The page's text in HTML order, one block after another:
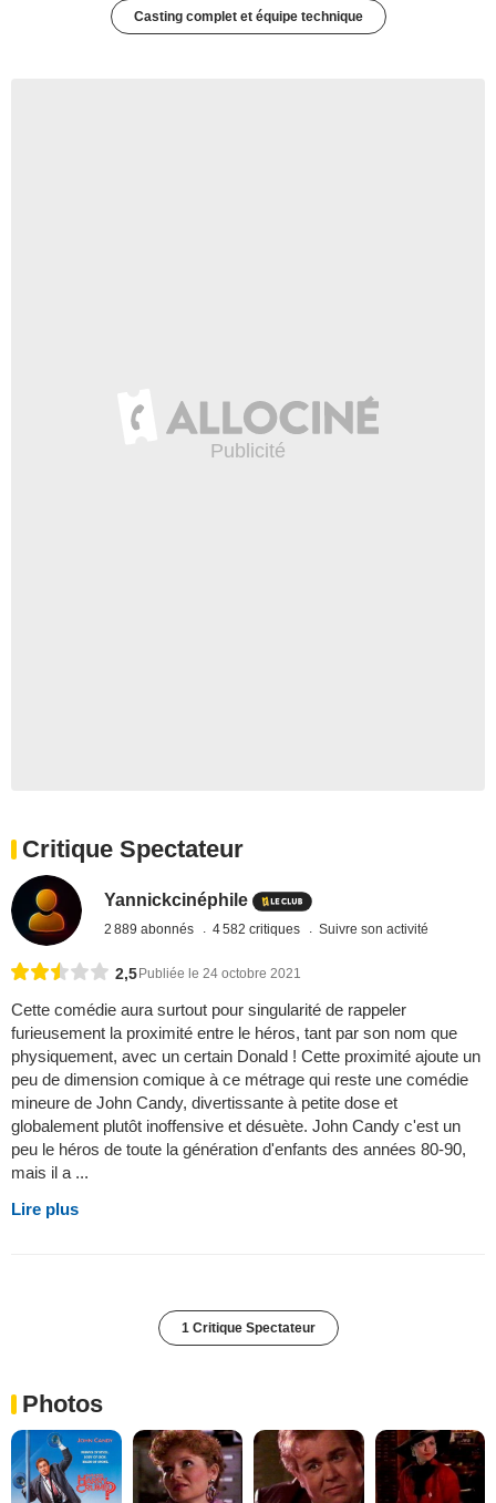
Casting complet et équipe technique
Critique Spectateur
Yannickcinéphile
2 889 abonnés 4 582 critiques Suivre son activité
2,5 Publiée le 24 octobre 2021
Cette comédie aura surtout pour singularité de rappeler
furieusement la proximité entre le héros, tant par son nom que
physiquement, avec un certain Donald ! Cette proximité ajoute un
peu de dimension comique à ce métrage qui reste une comédie
mineure de John Candy, divertissante à petite dose et
globalement plutôt inoffensive et désuète. John Candy c'est un
peu le héros de toute la génération d'enfants des années 80-90,
mais il a ...
Lire plus
1 Critique Spectateur
Photos